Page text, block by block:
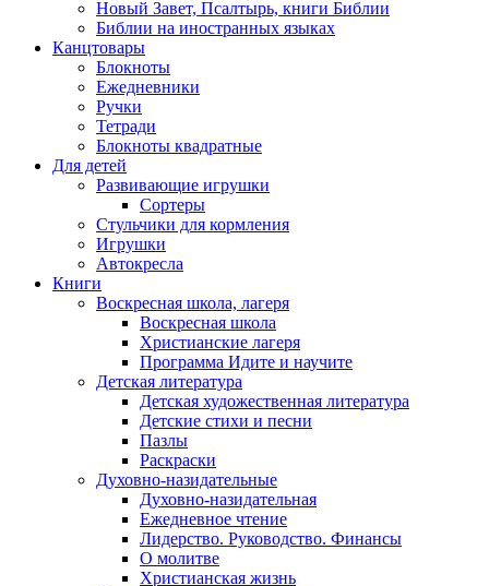
Новый Завет, Псалтырь, книги Библии
Библии на иностранных языках
Канцтовары
Блокноты
Ежедневники
Ручки
Тетради
Блокноты квадратные
Для детей
Развивающие игрушки
Сортеры
Стульчики для кормления
Игрушки
Автокресла
Книги
Воскресная школа, лагеря
Воскресная школа
Христианские лагеря
Программа Идите и научите
Детская литература
Детская художественная литература
Детские стихи и песни
Пазлы
Раскраски
Духовно-назидательные
Духовно-назидательная
Ежедневное чтение
Лидерство. Руководство. Финансы
О молитве
Христианская жизнь